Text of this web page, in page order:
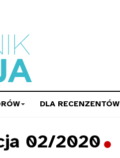
DLA RECENZENTÓW
02/2020